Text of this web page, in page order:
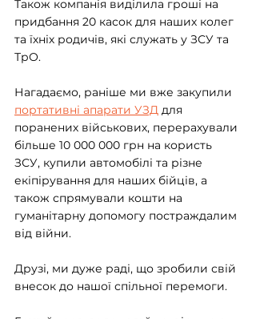
Також компанія виділила гроші на
придбання 20 касок для наших колег
та їхніх родичів, які служать у ЗСУ та
ТрО.
Нагадаємо, раніше ми вже закупили
портативні апарати УЗД для
поранених військових, перерахували
більше 10 000 000 грн на користь
ЗСУ, купили автомобілі та різне
екіпірування для наших бійців, а
також спрямували кошти на
гуманітарну допомогу постраждалим
від війни.
Друзі, ми дуже раді, що зробили свій
внесок до нашої спільної перемоги.